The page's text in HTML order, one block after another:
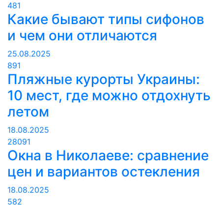
481
Какие бывают типы сифонов
и чем они отличаются
25.08.2025
891
Пляжные курорты Украины:
10 мест, где можно отдохнуть
летом
18.08.2025
28091
Окна в Николаеве: сравнение
цен и вариантов остекления
18.08.2025
582